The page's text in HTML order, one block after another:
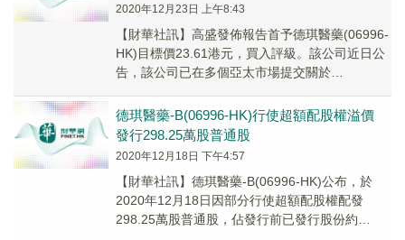
2020年12月23日 上午8:43
【財華社訊】高盛發佈報告首予德琪醫藥(06996-
HK)目標價23.61港元，買入評級。該公司近日公
告，該公司已在多個亞太市場提交關於
德琪醫藥-B(06996-HK)行使超額配股權溢價
發行298.25萬股普通股
2020年12月18日 下午4:57
【財華社訊】德琪醫藥-B(06996-HK)公布，於
2020年12月18日因部分行使超額配股權配發
298.25萬股普通股，佔發行前已發行股份約